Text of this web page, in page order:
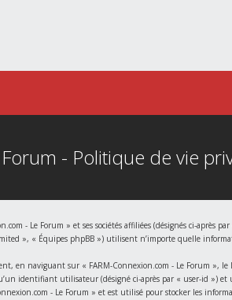
- Politique de vie
- Le Forum » et ses sociétés affiliées (désignés ci-
», « Équipes phpBB ») utilisent n’importe quelle
en naviguant sur « FARM-Connexion.com - Le Forum
identifiant utilisateur (désigné ci-après par « user-id »)
- Le Forum » et est utilisé pour stocker les